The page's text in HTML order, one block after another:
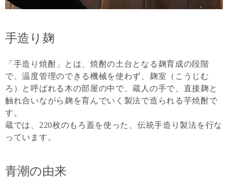
手造り麹
「手造り焼酎」とは、焼酎の土台となる麹育成の段階
で、温度管理のできる機械を使わず、麹室（こうじむ
ろ）と呼ばれる木の部屋の中で、蔵人の手で、直接麹と
触れ合いながら麹を育んでいく製法で造られる芋焼酎で
す。
蔵では、220枚のもろ蓋を使った、伝統手造り製法を行な
っています。
青潮の由来